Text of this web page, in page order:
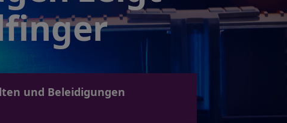
und Beleidigungen